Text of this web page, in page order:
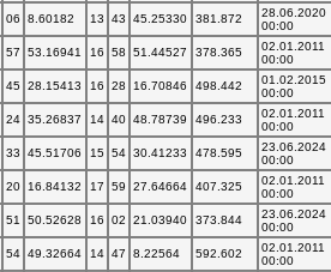
06 8.60182 13 43 45.25330 381.872
28.06.2020
00:00
57 53.16941 16 58 51.44527 378.365
02.01.2011
00:00
45 28.15413 16 28 16.70846 498.442
01.02.2015
00:00
24 35.26837 14 40 48.78739 496.233
02.01.2011
00:00
33 45.51706 15 54 30.41233 478.595
23.06.2024
00:00
20 16.84132 17 59 27.64664 407.325
02.01.2011
00:00
51 50.52628 16 02 21.03940 373.844
23.06.2024
00:00
54 49.32664 14 47 8.22564 592.602
02.01.2011
00:00